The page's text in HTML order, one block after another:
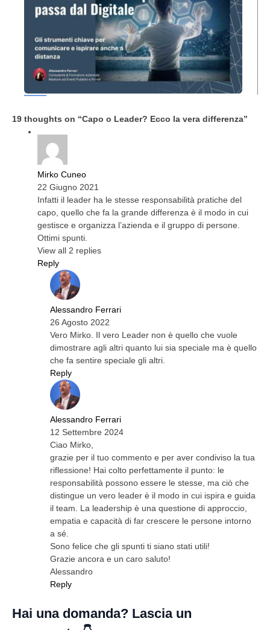
19 thoughts on “Capo o Leader? Ecco la vera differenza”
Mirko Cuneo
22 Giugno 2021
Infatti il leader ha le stesse responsabilità pratiche del
capo, quello che fa la grande differenza è il modo in cui
gestisce e organizza l’azienda e il gruppo di persone.
Ottimi spunti.
View all 2 replies
Reply
Alessandro Ferrari
26 Agosto 2022
Vero Mirko. Il vero Leader non è quello che vuole
dimostrare agli altri quanto lui sia speciale ma è quello
che fa sentire speciale gli altri.
Reply
Alessandro Ferrari
12 Settembre 2024
Ciao Mirko,
grazie per il tuo commento e per aver condiviso la tua
riflessione! Hai colto perfettamente il punto: le
responsabilità possono essere le stesse, ma ciò che
distingue un vero leader è il modo in cui ispira e guida
il team. La leadership è una questione di approccio,
empatia e capacità di far crescere le persone intorno
a sé.
Sono felice che gli spunti ti siano stati utili!
Grazie ancora e un caro saluto!
Alessandro
Reply